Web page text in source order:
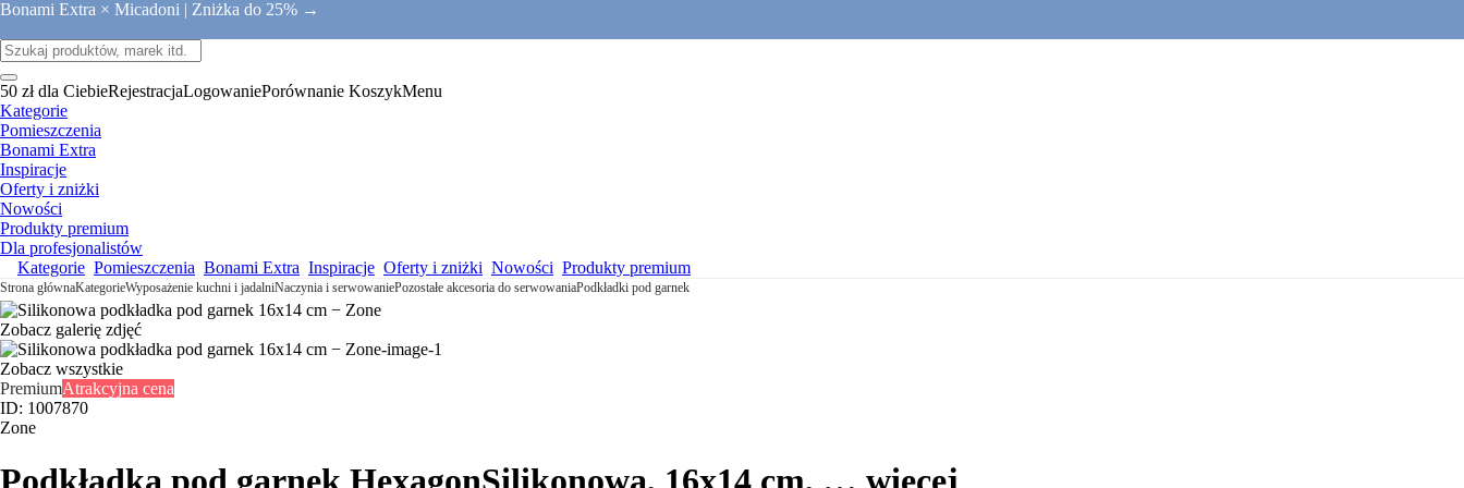
Bonami Extra × Micadoni | Zniżka do 25% →
50 zł dla CiebieRejestracjaLogowaniePorównanie KoszykMenu
Kategorie
Pomieszczenia
Bonami Extra
Inspiracje
Oferty i zniżki
Nowości
Produkty premium
Dla profesjonalistów
Kategorie Pomieszczenia Bonami Extra Inspiracje Oferty i zniżki Nowości Produkty premium
Strona głównaKategorieWyposażenie kuchni i jadalniNaczynia i serwowaniePozostałe akcesoria do serwowaniaPodkładki pod garnek
Zobacz galerię zdjęć
Zobacz wszystkie
PremiumAtrakcyjna cena
ID: 1007870
Zone